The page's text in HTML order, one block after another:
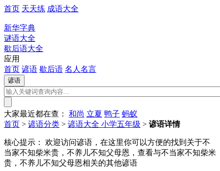
首页 天天练 成语大全
新华字典
谜语大全
歇后语大全
应用
首页 谚语 歇后语 名人名言
大家最近都在查： 和尚 立夏 鸭子 蚂蚁
首页 > 谚语分类 > 谚语大全 小学五年级 > 谚语详情
核心提示：
欢迎访问谚语，在这里你可以方便的找到关于不
当家不知柴米贵，不养儿不知父母恩，查看与不当家不知柴米
贵，不养儿不知父母恩相关的其他谚语